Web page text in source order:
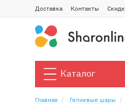
Доставка Контакты
Каталог
Главная Гелиевые шары